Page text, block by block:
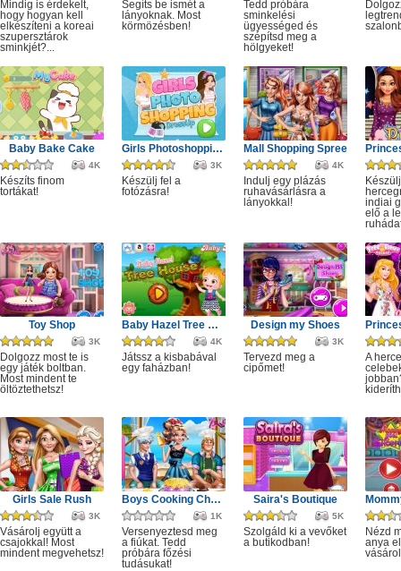
Mindig is érdekelt,
hogy hogyan kell
elkészíteni a koreai
szupersztárok
sminkjét?...
Segíts be ismét a
lányoknak. Most
körmözésben!
Tedd próbára
sminkelési
ügyességed és
szépítsd meg a
hölgyeket!
Baby Bake Cake
4K
Készíts finom
tortákat!
Girls Photoshopping Dressup
3K
Készülj fel a
fotózásra!
Mall Shopping Spree
4K
Indulj egy plázás
ruhavásárlásra a
lányokkal!
indiai
elő a
Toy Shop
3K
Dolgozz most te is
egy játék boltban.
Most mindent te
öltöztethetsz!
Baby Hazel Tree House
4K
Játssz a kisbabával
egy faházban!
Design my Shoes
3K
Tervezd meg a
cipőmet!
A
Girls Sale Rush
3K
Vásárolj együtt a
csajokkal! Most
mindent megvehetsz!
Boys Cooking Challenge
1K
Versenyeztesd meg
a fiúkat. Tedd
próbára főzési
tudásukat!
Saira's Boutique
5K
Szolgáld ki a vevőket
a butikodban!
Nézd
anya